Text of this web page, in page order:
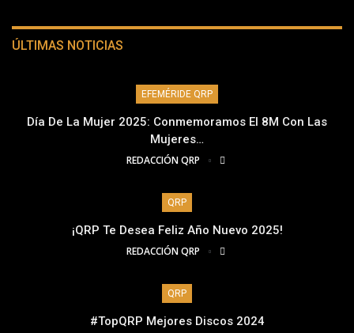
ÚLTIMAS NOTICIAS
EFEMÉRIDE QRP
Día De La Mujer 2025: Conmemoramos El 8M Con Las
Mujeres…
REDACCIÓN QRP
QRP
¡QRP Te Desea Feliz Año Nuevo 2025!
REDACCIÓN QRP
QRP
#TopQRP Mejores Discos 2024